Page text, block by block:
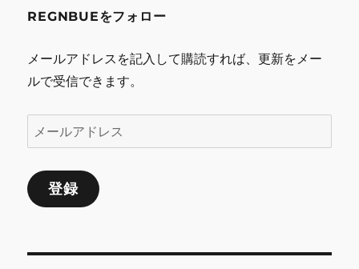
REGNBUEをフォロー
メールアドレスを記入して購読すれば、更新をメー
ルで受信できます。
ー
ル
ア
ス
登録